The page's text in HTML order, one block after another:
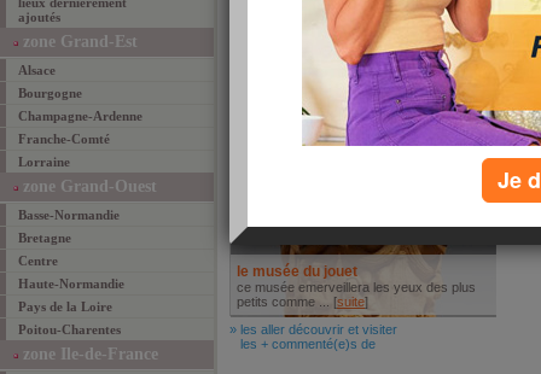
ajoutés
zone Grand-Est
Alsace
Bourgogne
Champagne-Ardenne
Franche-Comté
Lorraine
zone Grand-Ouest
Basse-Normandie
Bretagne
Centre
Haute-Normandie
Pays de la Loire
Poitou-Charentes
zone Ile-de-France
Brasserie de l'Epée
Dans un cadre simple et agréable, on
suite ]
» les mieux manger
les + commenté(e)s de
Le
Aller découvrir et visiter
le musée du jouet
ce musée emerveillera les yeux des plus
petits comme ... [suite]
» les aller découvrir et visiter
les + commenté(e)s de
Je